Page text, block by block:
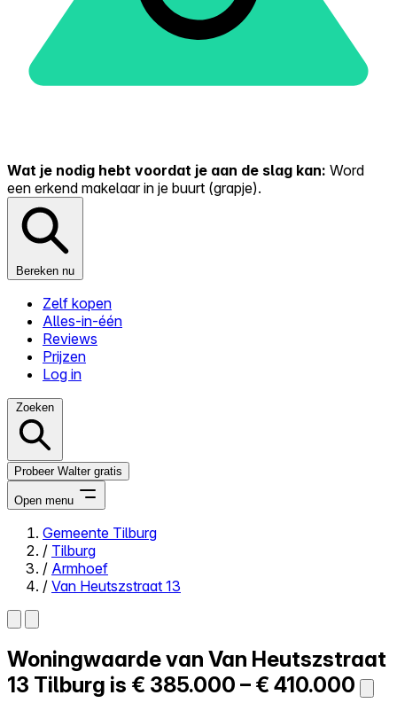
Wat je nodig hebt voordat je aan de slag kan: Word
een erkend makelaar in je buurt (grapje).
Bereken nu
Zelf kopen
Alles-in-één
Reviews
Prijzen
Log in
Zoeken
Probeer Walter gratis
Open menu
Close menu
Zelf kopen
Alles-in-één
Reviews
Gemeente Tilburg
/ Tilburg
/ Armhoef
/ Van Heutszstraat 13
Woningwaarde van Van Heutszstraat
13 Tilburg is € 385.000 – € 410.000